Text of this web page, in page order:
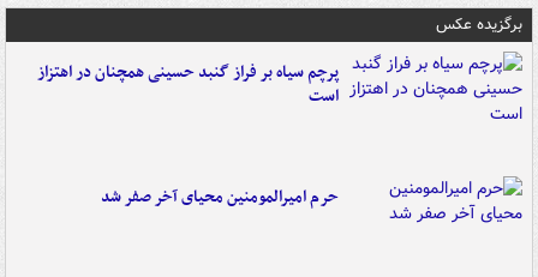
برگزیده عکس
پرچم سیاه بر فراز گنبد حسینی همچنان در اهتزاز
است
حرم امیرالمومنین محیای آخر صفر شد